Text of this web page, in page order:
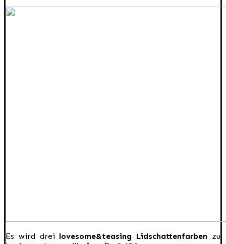
Es wird drei lovesome&teasing Lidschattenfarben zu